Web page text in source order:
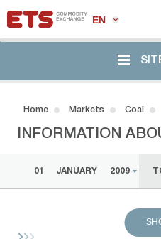
EN
Home Markets Coal
INFORMATION
01 JANUARY 2009